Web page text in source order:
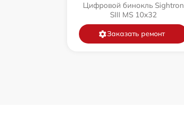
Цифровой бинокль Sightron
SIII MS 10x32
Заказать ремонт